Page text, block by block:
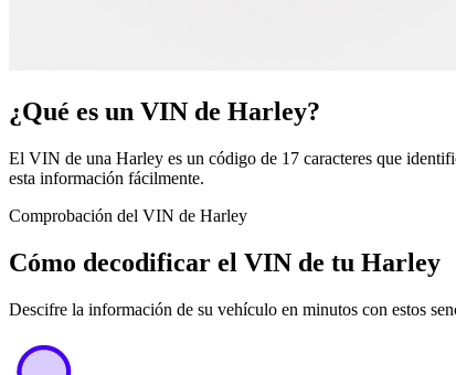
¿Qué es un VIN de Harley?
El VIN de una Harley es un código de 17 caracteres que
esta información fácilmente.
Comprobación del VIN de Harley
Cómo decodificar el VIN de tu Harley
Descifre la información de su vehículo en minutos con estos